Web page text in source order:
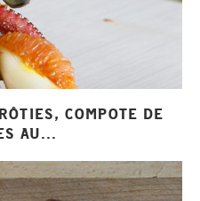
COMPOTE DE
AU...